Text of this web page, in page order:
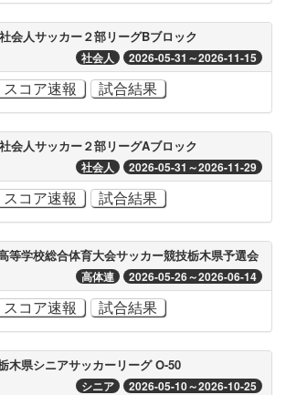
会人サッカー２部リーグBブロック
社会人 2026-05-31～2026-11-15
スコア速報 試合結果
会人サッカー２部リーグAブロック
社会人 2026-05-31～2026-11-29
スコア速報 試合結果
等学校総合体育大会サッカー競技栃木県予選会
高体連 2026-05-26～2026-06-14
スコア速報 試合結果
木県シニアサッカーリーグ O-50
シニア 2026-05-10～2026-10-25